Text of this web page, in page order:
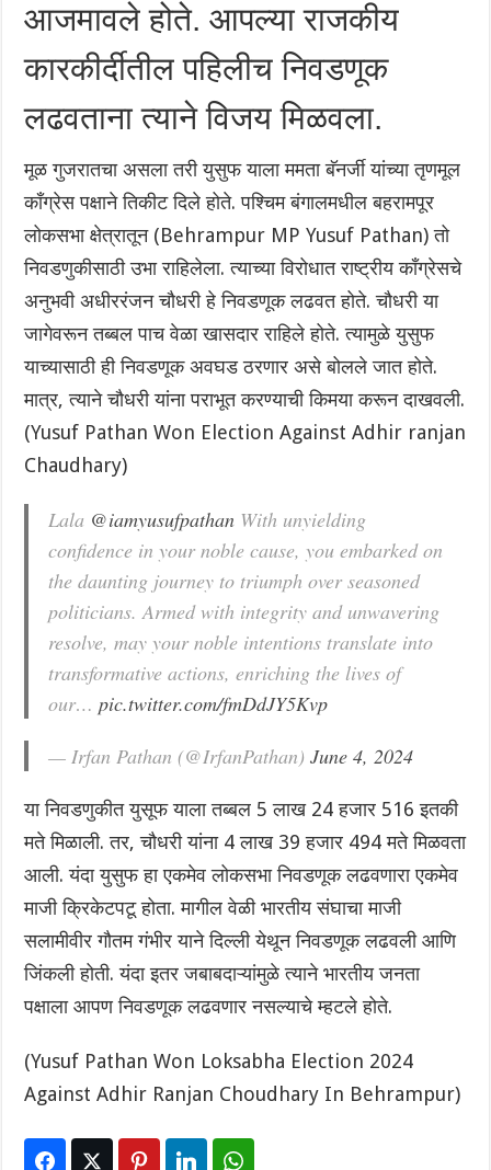
आजमावले होते. आपल्या राजकीय
कारकीर्दीतील पहिलीच निवडणूक
लढवताना त्याने विजय मिळवला.
मूळ गुजरातचा असला तरी युसुफ याला ममता बॅनर्जी यांच्या तृणमूल
काँग्रेस पक्षाने तिकीट दिले होते. पश्चिम बंगालमधील बहरामपूर
लोकसभा क्षेत्रातून (Behrampur MP Yusuf Pathan) तो
निवडणुकीसाठी उभा राहिलेला. त्याच्या विरोधात राष्ट्रीय काँग्रेसचे
अनुभवी अधीररंजन चौधरी हे निवडणूक लढवत होते. चौधरी या
जागेवरून तब्बल पाच वेळा खासदार राहिले होते. त्यामुळे युसुफ
याच्यासाठी ही निवडणूक अवघड ठरणार असे बोलले जात होते.
मात्र, त्याने चौधरी यांना पराभूत करण्याची किमया करून दाखवली.
(Yusuf Pathan Won Election Against Adhir ranjan
Chaudhary)
Lala @iamyusufpathan With unyielding
confidence in your noble cause, you embarked on
the daunting journey to triumph over seasoned
politicians. Armed with integrity and unwavering
resolve, may your noble intentions translate into
transformative actions, enriching the lives of
our…pic.twitter.com/fmDdJY5Kvp
— Irfan Pathan (@IrfanPathan)June 4, 2024
या निवडणुकीत युसूफ याला तब्बल 5 लाख 24 हजार 516 इतकी
मते मिळाली. तर, चौधरी यांना 4 लाख 39 हजार 494 मते मिळवता
आली. यंदा युसुफ हा एकमेव लोकसभा निवडणूक लढवणारा एकमेव
माजी क्रिकेटपटू होता. मागील वेळी भारतीय संघाचा माजी
सलामीवीर गौतम गंभीर याने दिल्ली येथून निवडणूक लढवली आणि
जिंकली होती. यंदा इतर जबाबदाऱ्यांमुळे त्याने भारतीय जनता
पक्षाला आपण निवडणूक लढवणार नसल्याचे म्हटले होते.
(Yusuf Pathan Won Loksabha Election 2024
Against Adhir Ranjan Choudhary In Behrampur)